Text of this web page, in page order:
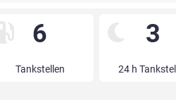
6
Tankstellen
3
24 h